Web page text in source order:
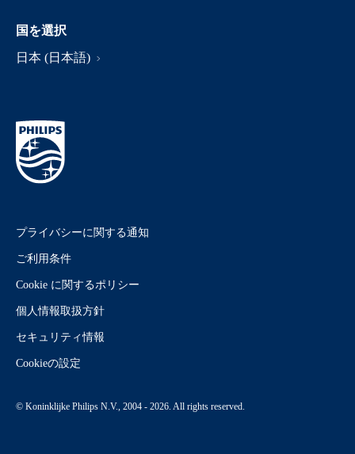
国を選択
日本 (日本語)
プライバシーに関する通知
ご利用条件
Cookie に関するポリシー
個人情報取扱方針
セキュリティ情報
Cookieの設定
© Koninklijke Philips N.V., 2004 - 2026. All rights reserved.